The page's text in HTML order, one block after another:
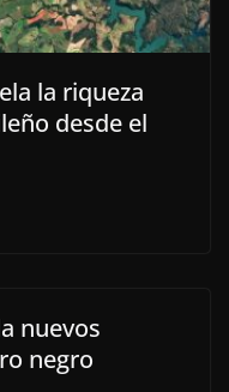
la riqueza
desde el
nuevos
negro